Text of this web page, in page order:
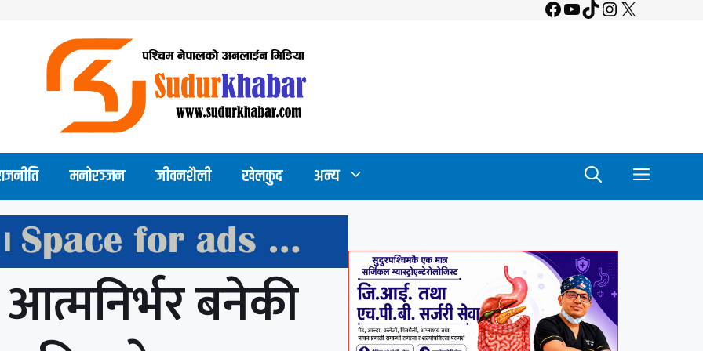
Facebook
YouTube
TikTok
Instagram
X
मनोरञ्जन जीवनशैली खेलकुद अन्य
बनेकी